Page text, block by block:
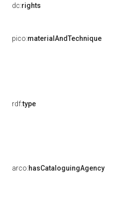
dc:rights
pico:materialAndTechnique
rdf:type
arco:hasCataloguingAgency